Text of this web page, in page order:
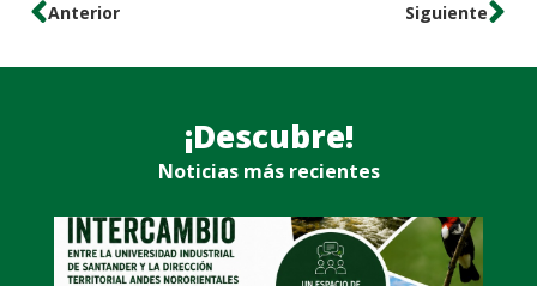
Anterior Siguiente
¡Descubre!
Noticias más recientes